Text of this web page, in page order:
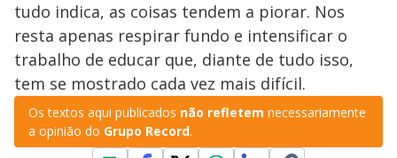
tudo indica, as coisas tendem a piorar. Nos
resta apenas respirar fundo e intensificar o
trabalho de educar que, diante de tudo isso,
tem se mostrado cada vez mais difícil.
Os textos aqui publicados não refletem necessariamente
a opinião do Grupo Record.